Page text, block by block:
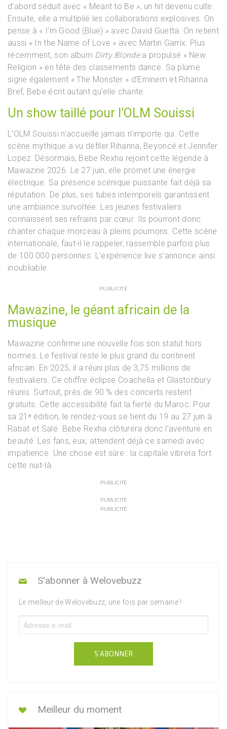
d’abord séduit avec « Meant to Be », un hit devenu culte.
Ensuite, elle a multiplié les collaborations explosives. On
pense à « I’m Good (Blue) » avec David Guetta. On retient
aussi « In the Name of Love » avec Martin Garrix. Plus
récemment, son album Dirty Blondea propulsé « New
Religion » en tête des classements dance. Sa plume
signe également « The Monster » d’Eminem et Rihanna.
Bref, Bebe écrit autant qu’elle chante.
Un show taillé pour l’OLM Souissi
L’OLM Souissi n’accueille jamais n’importe qui. Cette
scène mythique a vu défiler Rihanna, Beyoncé et Jennifer
Lopez. Désormais, Bebe Rexha rejoint cette légende à
Mawazine 2026. Le 27 juin, elle promet une énergie
électrique. Sa présence scénique puissante fait déjà sa
réputation. De plus, ses tubes intemporels garantissent
une ambiance survoltée. Les jeunes festivaliers
connaissent ses refrains par cœur. Ils pourront donc
chanter chaque morceau à pleins poumons. Cette scène
internationale, faut-il le rappeler, rassemble parfois plus
de 100 000 personnes. L’expérience live s’annonce ainsi
inoubliable.
PUBLICITÉ
Mawazine, le géant africain de la
musique
Mawazine confirme une nouvelle fois son statut hors
normes. Le festival reste le plus grand du continent
africain. En 2025, il a réuni plus de 3,75 millions de
festivaliers. Ce chiffre éclipse Coachella et Glastonbury
réunis. Surtout, près de 90 % des concerts restent
gratuits. Cette accessibilité fait la fierté du Maroc. Pour
sa 21ᵉ édition, le rendez-vous se tient du 19 au 27 juin à
Rabat et Salé. Bebe Rexha clôturera donc l’aventure en
beauté. Les fans, eux, attendent déjà ce samedi avec
impatience. Une chose est sûre : la capitale vibrera fort
cette nuit-là.
PUBLICITÉ
PUBLICITÉ
PUBLICITÉ
S'abonner à Welovebuzz
Le meilleur de Welovebuzz, une fois par semaine !
S'ABONNER
Meilleur du moment